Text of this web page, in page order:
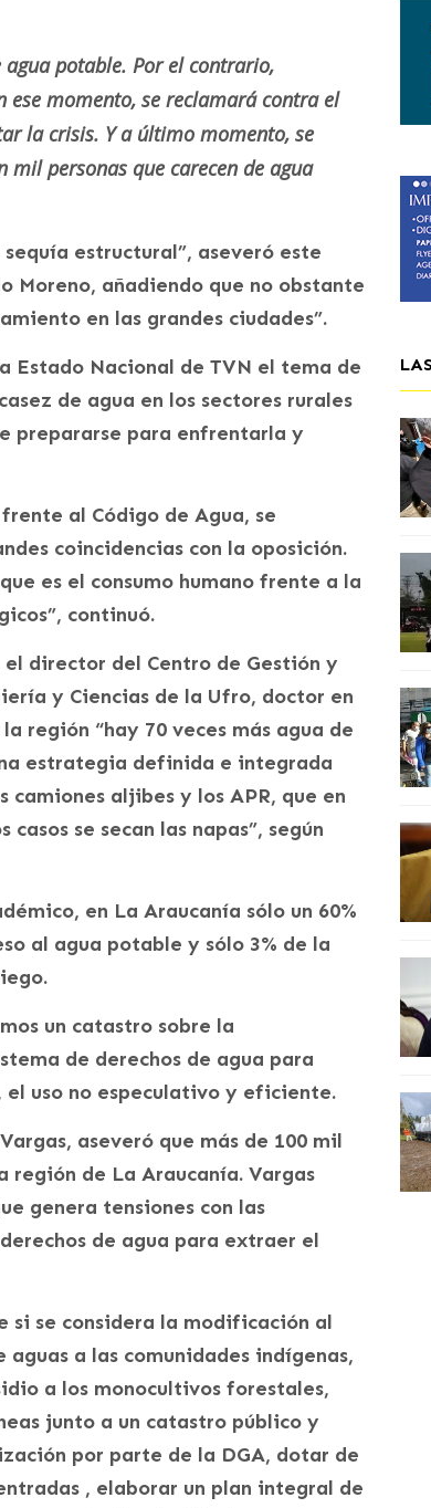
potable. Por el contrario,
ese momento, se reclamará contra el
la crisis. Y a último momento, se
personas que carecen de agua
estructural”, aseveró este
Moreno, añadiendo que no obstante
en las grandes ciudades”.
Estado Nacional de TVN el tema de
de agua en los sectores rurales
prepararse para enfrentarla y
al Código de Agua, se
coincidencias con la oposición.
es el consumo humano frente a la
continuó.
director del Centro de Gestión y
y Ciencias de la Ufro, doctor en
región “hay 70 veces más agua de
estrategia definida e integrada
camiones aljibes y los APR, que en
se secan las napas”, según
en La Araucanía sólo un 60%
al agua potable y sólo 3% de la
un catastro sobre la
de derechos de agua para
el uso no especulativo y eficiente.
aseveró que más de 100 mil
de La Araucanía. Vargas
genera tensiones con las
de agua para extraer el
si se considera la modificación al
a las comunidades indígenas,
a los monocultivos forestales,
junto a un catastro público y
por parte de la DGA, dotar de
, elaborar un plan integral de